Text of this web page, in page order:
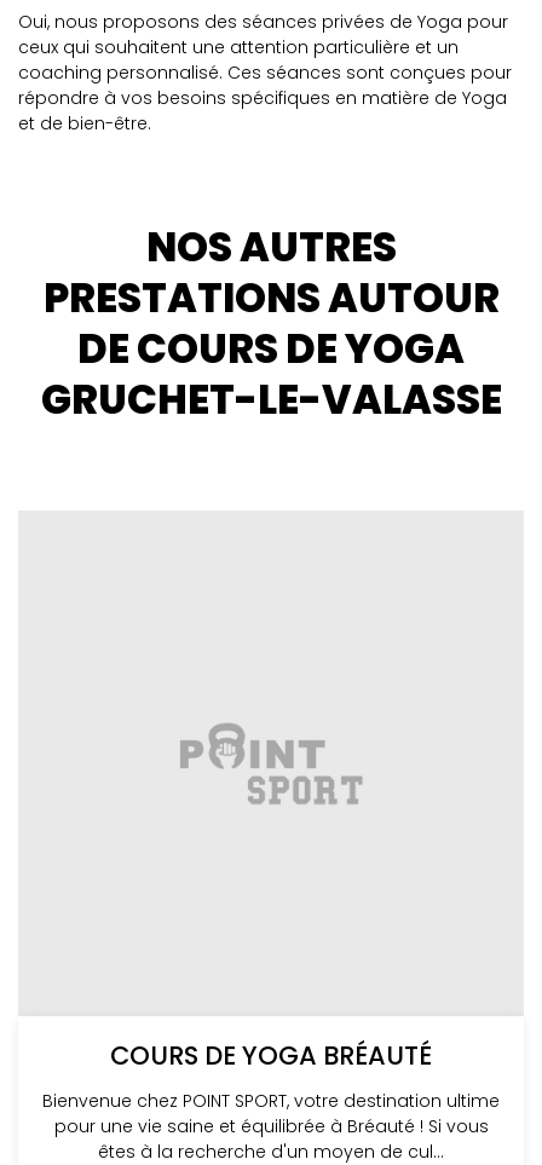
Oui, nous proposons des séances privées de Yoga pour
ceux qui souhaitent une attention particulière et un
coaching personnalisé. Ces séances sont conçues pour
répondre à vos besoins spécifiques en matière de Yoga
et de bien-être.
NOS AUTRES
PRESTATIONS AUTOUR
DE COURS DE YOGA
GRUCHET-LE-VALASSE
COURS DE YOGA BRÉAUTÉ
Bienvenue chez POINT SPORT, votre destination ultime
pour une vie saine et équilibrée à Bréauté ! Si vous
êtes à la recherche d'un moyen de cul...